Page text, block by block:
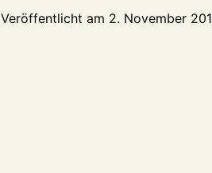
Burg
Veröffentlicht am 2. November